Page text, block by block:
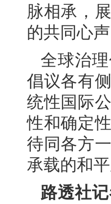
脉相承，
的共同心
全球治
倡议各有
统性国际
性和确定
待同各方
承载的和
路透社